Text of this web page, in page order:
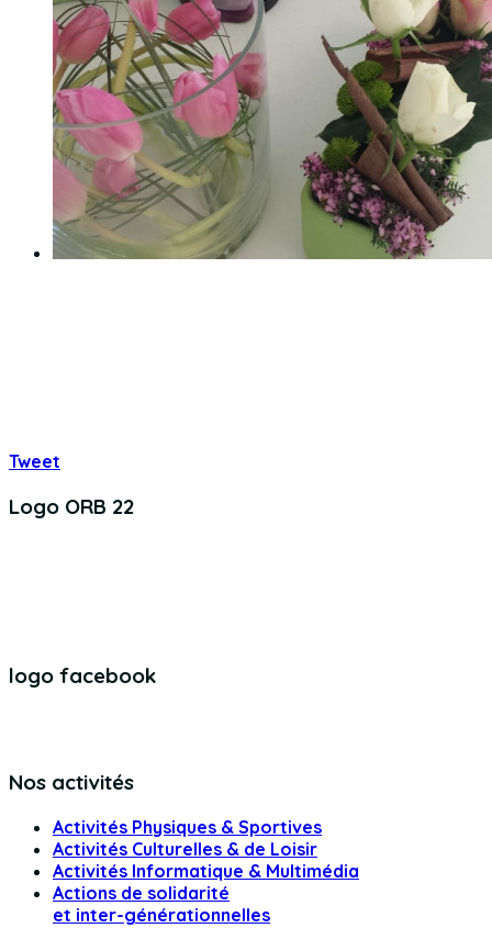
Tweet
Logo ORB 22
logo facebook
Nos activités
Activités Physiques & Sportives
Activités Culturelles & de Loisir
Activités Informatique & Multimédia
Actions de solidarité
et inter-générationnelles